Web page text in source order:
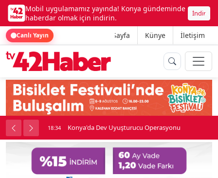
Mobil uygulamamız yayında! Konya gündeminde
haberdar olmak için indirin.
İndir
Canlı Yayın Ana Sayfa Künye İletişim
18:34 Konya’da işçiler arasında bıçaklı ve sopalı kavga çıktı